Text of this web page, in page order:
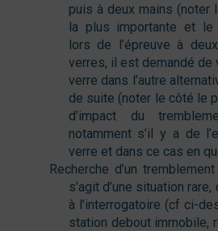
puis à deux mains (noter
la plus importante et le
lors de l’épreuve à
verres, il est demandé de
verre dans l’autre
de suite (noter le côté le
d’impact du
notamment s’il y a de
verre et dans ce cas en
Recherche d’un
s’agit d’une situation
à l’interrogatoire (cf ci-
station debout immobile,